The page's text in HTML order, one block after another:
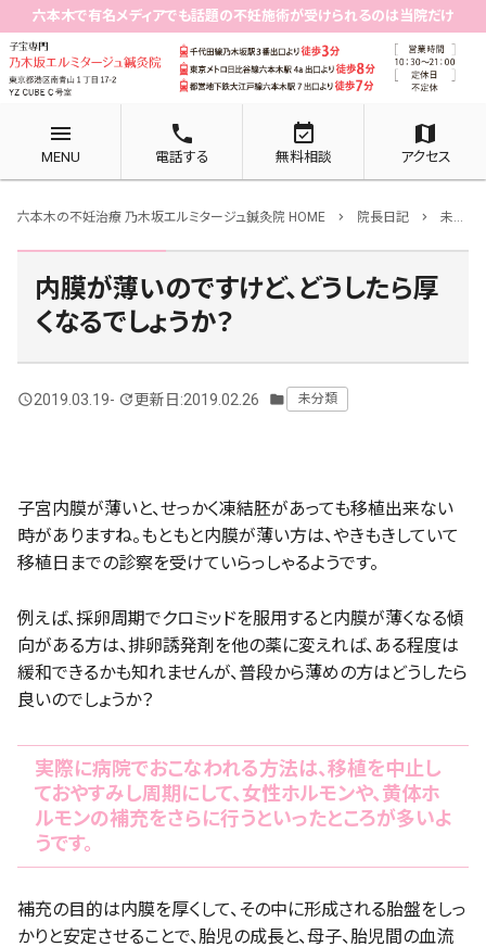
六本木で有名メディアでも話題の不妊施術が受けられるのは当院だけ
menu
MENU
phone
電話する
event_available
無料相談
map
アクセス
六本木の不妊治療 乃木坂エルミタージュ鍼灸院 HOME chevron_right 院長日記 chevron_right 未分類
内膜が薄いのですけど、どうしたら厚
くなるでしょうか？
query_builder2019.03.19- update更新日:2019.02.26 folder 未分類
子宮内膜が薄いと、せっかく凍結胚があっても移植出来ない
時がありますね。もともと内膜が薄い方は、やきもきしていて
移植日までの診察を受けていらっしゃるようです。
例えば、採卵周期でクロミッドを服用すると内膜が薄くなる傾
向がある方は、排卵誘発剤を他の薬に変えれば、ある程度は
緩和できるかも知れませんが、普段から薄めの方はどうしたら
良いのでしょうか？
実際に病院でおこなわれる方法は、移植を中止し
ておやすみし周期にして、女性ホルモンや、黄体ホ
ルモンの補充をさらに行うといったところが多いよ
うです。
補充の目的は内膜を厚くして、その中に形成される胎盤をしっ
かりと安定させることで、胎児の成長と、母子、胎児間の血流